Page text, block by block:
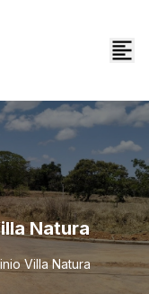
Natura
Villa Natura